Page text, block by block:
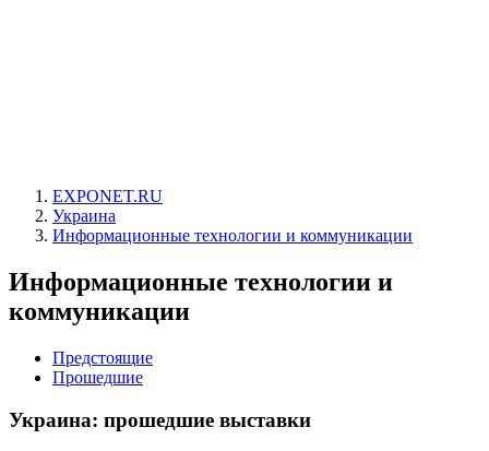
EXPONET.RU
Украина
Информационные технологии и коммуникации
Информационные технологии и
коммуникации
Предстоящие
Прошедшие
Украина: прошедшие выставки